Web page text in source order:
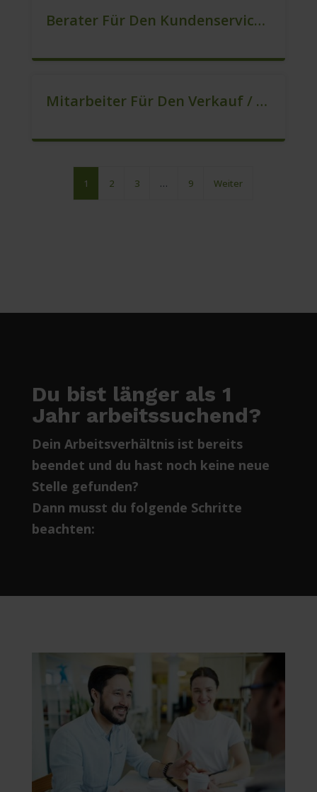
Berater Für Den Kundenservice (Außendienst) (m/w/d)
Mitarbeiter Für Den Verkauf / Vertrieb (m/w/d)
1 2 3 … 9 Weiter
Du bist länger als 1
Jahr arbeitssuchend?
Dein Arbeitsverhältnis ist bereits
beendet und du hast noch keine neue
Stelle gefunden?
Dann musst du folgende Schritte
beachten: